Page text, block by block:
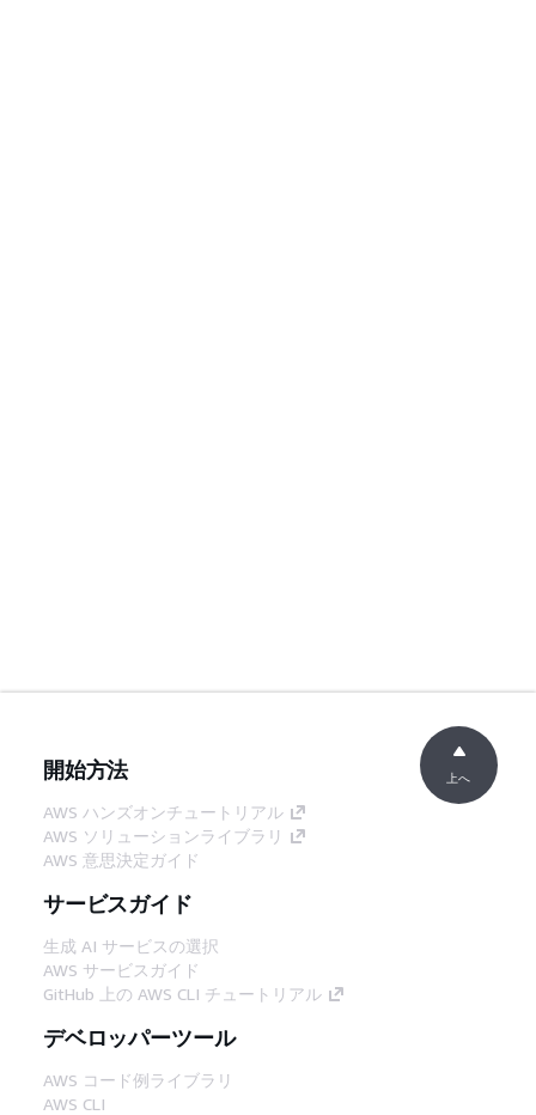
開始方法
AWS ハンズオンチュートリアル
AWS ソリューションライブラリ
AWS 意思決定ガイド
サービスガイド
生成 AI サービスの選択
AWS サービスガイド
GitHub 上の AWS CLI チュートリアル
デベロッパーツール
AWS コード例ライブラリ
AWS CLI
上へ